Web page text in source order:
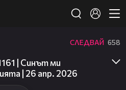
СЛЕДВАЙ 658
| Синът ми
| 26 апр. 2026